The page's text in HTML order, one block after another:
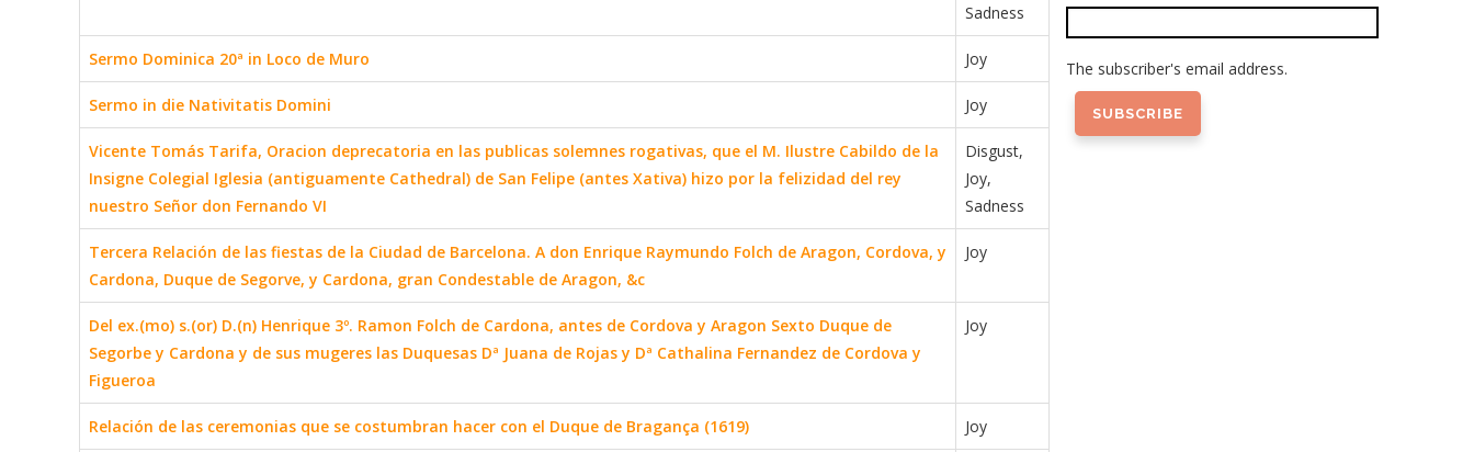
Sadness
Sermo Dominica 20ª in Loco de Muro Joy
Sermo in die Nativitatis Domini Joy
Vicente Tomás Tarifa, Oracion deprecatoria en las publicas solemnes rogativas, que el M. Ilustre Cabildo de la
Insigne Colegial Iglesia (antiguamente Cathedral) de San Felipe (antes Xativa) hizo por la felizidad del rey
nuestro Señor don Fernando VI
Disgust,
Joy,
Sadness
Tercera Relación de las fiestas de la Ciudad de Barcelona. A don Enrique Raymundo Folch de Aragon, Cordova, y
Cardona, Duque de Segorve, y Cardona, gran Condestable de Aragon, &c
Joy
Del ex.(mo) s.(or) D.(n) Henrique 3º. Ramon Folch de Cardona, antes de Cordova y Aragon Sexto Duque de
Segorbe y Cardona y de sus mugeres las Duquesas Dª Juana de Rojas y Dª Cathalina Fernandez de Cordova y
Figueroa
Joy
Relación de las ceremonias que se costumbran hacer con el Duque de Bragança (1619) Joy
The subscriber's email address.